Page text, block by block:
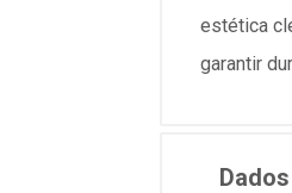
estética
garantir